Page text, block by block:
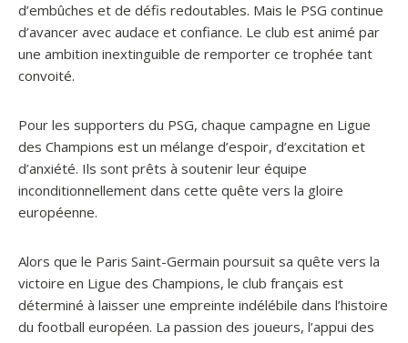
d’embûches et de défis redoutables. Mais le PSG continue
d’avancer avec audace et confiance. Le club est animé par
une ambition inextinguible de remporter ce trophée tant
convoité.
Pour les supporters du PSG, chaque campagne en Ligue
des Champions est un mélange d’espoir, d’excitation et
d’anxiété. Ils sont prêts à soutenir leur équipe
inconditionnellement dans cette quête vers la gloire
européenne.
Alors que le Paris Saint-Germain poursuit sa quête vers la
victoire en Ligue des Champions, le club français est
déterminé à laisser une empreinte indélébile dans l’histoire
du football européen. La passion des joueurs, l’appui des